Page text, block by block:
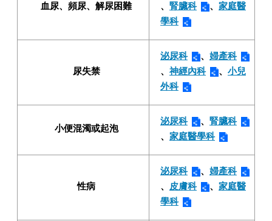
血尿、頻尿、解尿困難
、 腎臟科 、 家庭醫
學科
尿失禁
泌尿科 、 婦產科
、 神經內科 、 小兒
外科
小便混濁或起泡
泌尿科 、 腎臟科
、 家庭醫學科
性病
泌尿科 、 婦產科
、
皮膚科 、 家庭醫
學科